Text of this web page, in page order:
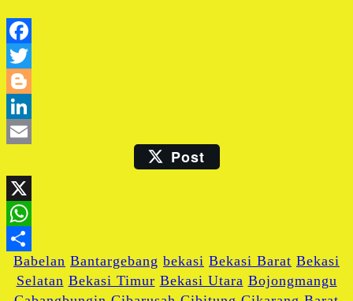
Email Post
Share
Babelan Bantargebang bekasi Bekasi Barat Bekasi
Selatan Bekasi Timur Bekasi Utara Bojongmangu